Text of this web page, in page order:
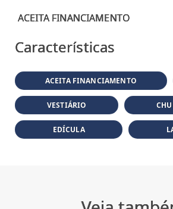
Características
ACEITA FINANCIAMENTO
VESTIÁRIO
EDÍCULA